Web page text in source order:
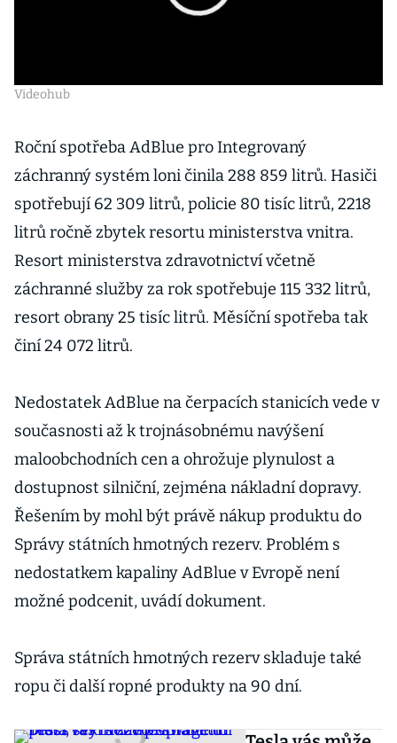
Videohub
Roční spotřeba AdBlue pro Integrovaný
záchranný systém loni činila 288 859 litrů. Hasiči
spotřebují 62 309 litrů, policie 80 tisíc litrů, 2218
litrů ročně zbytek resortu ministerstva vnitra.
Resort ministerstva zdravotnictví včetně
záchranné služby za rok spotřebuje 115 332 litrů,
resort obrany 25 tisíc litrů. Měsíční spotřeba tak
činí 24 072 litrů.
Nedostatek AdBlue na čerpacích stanicích vede v
současnosti až k trojnásobnému navýšení
maloobchodních cen a ohrožuje plynulost a
dostupnost silniční, zejména nákladní dopravy.
Řešením by mohl být právě nákup produktu do
Správy státních hmotných rezerv. Problém s
nedostatkem kapaliny AdBlue v Evropě není
možné podcenit, uvádí dokument.
Správa státních hmotných rezerv skladuje také
ropu či další ropné produkty na 90 dní.